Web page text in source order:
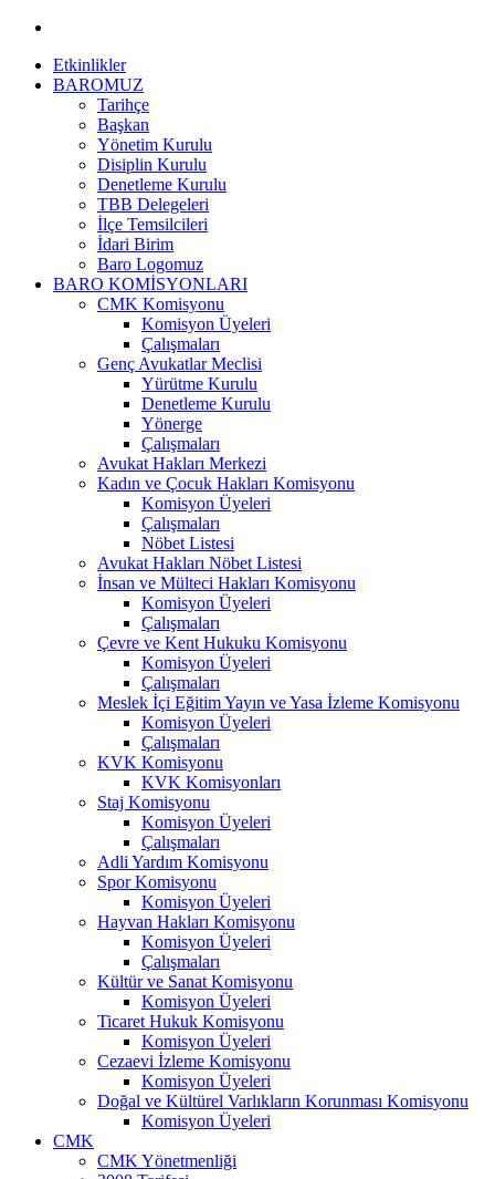
Etkinlikler
BAROMUZ
Tarihçe
Başkan
Yönetim Kurulu
Disiplin Kurulu
Denetleme Kurulu
TBB Delegeleri
İlçe Temsilcileri
İdari Birim
Baro Logomuz
BARO KOMİSYONLARI
CMK Komisyonu
Komisyon Üyeleri
Çalışmaları
Genç Avukatlar Meclisi
Yürütme Kurulu
Denetleme Kurulu
Yönerge
Çalışmaları
Avukat Hakları Merkezi
Kadın ve Çocuk Hakları Komisyonu
Komisyon Üyeleri
Çalışmaları
Nöbet Listesi
Avukat Hakları Nöbet Listesi
İnsan ve Mülteci Hakları Komisyonu
Komisyon Üyeleri
Çalışmaları
Çevre ve Kent Hukuku Komisyonu
Komisyon Üyeleri
Çalışmaları
Meslek İçi Eğitim Yayın ve Yasa İzleme Komisyonu
Komisyon Üyeleri
Çalışmaları
KVK Komisyonu
KVK Komisyonları
Staj Komisyonu
Komisyon Üyeleri
Çalışmaları
Adli Yardım Komisyonu
Spor Komisyonu
Komisyon Üyeleri
Hayvan Hakları Komisyonu
Komisyon Üyeleri
Çalışmaları
Kültür ve Sanat Komisyonu
Komisyon Üyeleri
Ticaret Hukuk Komisyonu
Komisyon Üyeleri
Cezaevi İzleme Komisyonu
Komisyon Üyeleri
Doğal ve Kültürel Varlıkların Korunması Komisyonu
Komisyon Üyeleri
CMK
CMK Yönetmenliği